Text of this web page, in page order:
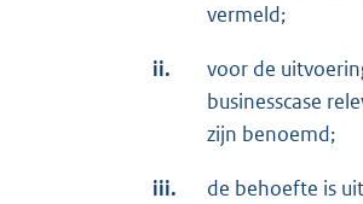
vermeld;
ii.
voor de
businesscase
zijn benoemd;
iii.
de behoefte is